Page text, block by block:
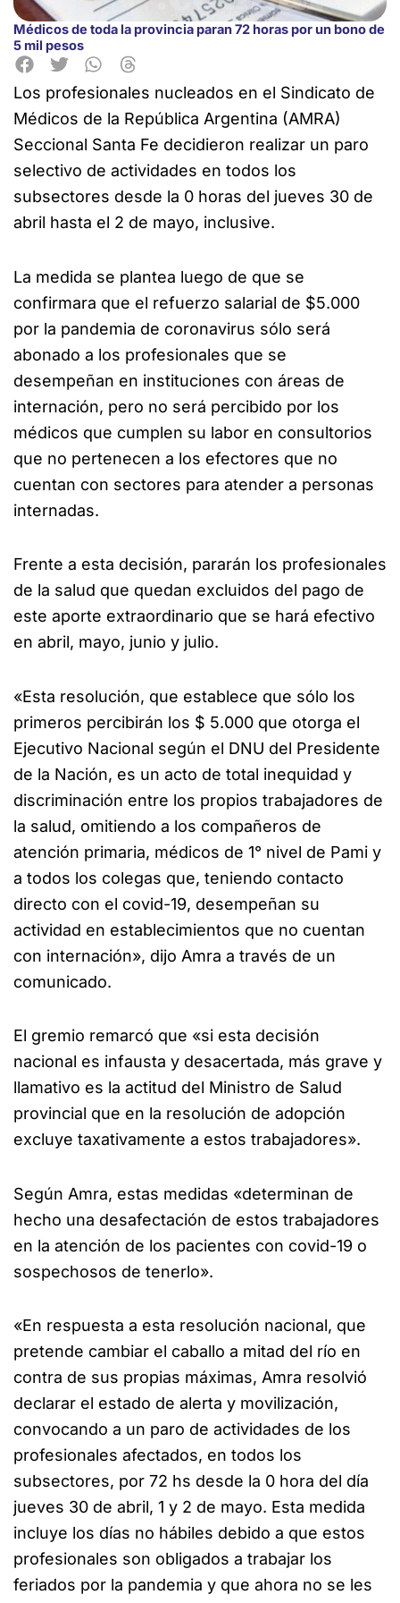
Médicos de toda la provincia paran 72 horas por un bono de
5 mil pesos
Los profesionales nucleados en el Sindicato de
Médicos de la República Argentina (AMRA)
Seccional Santa Fe decidieron realizar un paro
selectivo de actividades en todos los
subsectores desde la 0 horas del jueves 30 de
abril hasta el 2 de mayo, inclusive.
La medida se plantea luego de que se
confirmara que el refuerzo salarial de $5.000
por la pandemia de coronavirus sólo será
abonado a los profesionales que se
desempeñan en instituciones con áreas de
internación, pero no será percibido por los
médicos que cumplen su labor en consultorios
que no pertenecen a los efectores que no
cuentan con sectores para atender a personas
internadas.
Frente a esta decisión, pararán los profesionales
de la salud que quedan excluidos del pago de
este aporte extraordinario que se hará efectivo
en abril, mayo, junio y julio.
«Esta resolución, que establece que sólo los
primeros percibirán los $ 5.000 que otorga el
Ejecutivo Nacional según el DNU del Presidente
de la Nación, es un acto de total inequidad y
discriminación entre los propios trabajadores de
la salud, omitiendo a los compañeros de
atención primaria, médicos de 1° nivel de Pami y
a todos los colegas que, teniendo contacto
directo con el covid-19, desempeñan su
actividad en establecimientos que no cuentan
con internación», dijo Amra a través de un
comunicado.
El gremio remarcó que «si esta decisión
nacional es infausta y desacertada, más grave y
llamativo es la actitud del Ministro de Salud
provincial que en la resolución de adopción
excluye taxativamente a estos trabajadores».
Según Amra, estas medidas «determinan de
hecho una desafectación de estos trabajadores
en la atención de los pacientes con covid-19 o
sospechosos de tenerlo».
«En respuesta a esta resolución nacional, que
pretende cambiar el caballo a mitad del río en
contra de sus propias máximas, Amra resolvió
declarar el estado de alerta y movilización,
convocando a un paro de actividades de los
profesionales afectados, en todos los
subsectores, por 72 hs desde la 0 hora del día
jueves 30 de abril, 1 y 2 de mayo. Esta medida
incluye los días no hábiles debido a que estos
profesionales son obligados a trabajar los
feriados por la pandemia y que ahora no se les